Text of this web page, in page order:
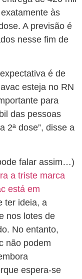
às
A previsão é
nesse fim de
é de
esteja no RN
para
das pessoas
2ª dose”, disse a
falar assim…)
a triste marca
está em
ter ideia, a
nos lotes de
No entanto,
não podem
espera-se